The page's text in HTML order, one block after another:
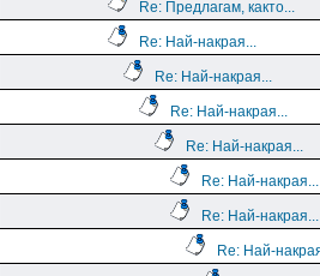
Re: Предлагам, както...
Re: Най-накрая...
Re: Най-накрая...
Re: Най-накрая...
Re: Най-накрая...
Re: Най-накрая...
Re: Най-накрая...
Re: Най-